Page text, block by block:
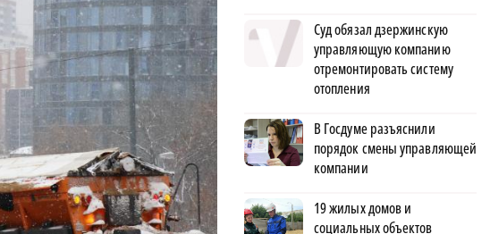
Суд обязал дзержинскую
управляющую компанию
отремонтировать систему
отопления
В Госдуме разъяснили
порядок смены управляющей
компании
19 жилых домов и
социальных объектов